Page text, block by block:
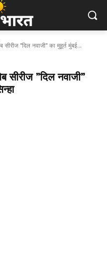
''दिल नवाजी'' का मुहूर्त मुंबई...
सीरीज ”दिल नवाजी”